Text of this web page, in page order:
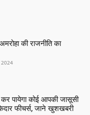
की राजनीति का
2024
पायेगा कोई आपकी जासूसी
फीचर्स, जाने खुशखबरी